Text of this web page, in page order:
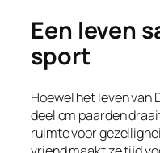
Een leven
sport
Hoewel het leven van
deel om paarden
ruimte voor